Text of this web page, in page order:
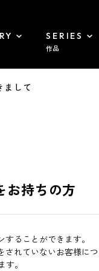
SERIES
作品
して
お持ちの方
ることができます。
されていないお客様に
。